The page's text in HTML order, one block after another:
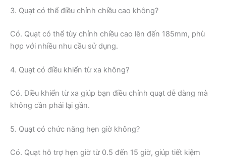
3. Quạt có thể điều chỉnh chiều cao không?
Có. Quạt có thể tùy chỉnh chiều cao lên đến 185mm, phù
hợp với nhiều nhu cầu sử dụng.
4. Quạt có điều khiển từ xa không?
Có. Điều khiển từ xa giúp bạn điều chỉnh quạt dễ dàng mà
không cần phải lại gần.
5. Quạt có chức năng hẹn giờ không?
Có. Quạt hỗ trợ hẹn giờ từ 0.5 đến 15 giờ, giúp tiết kiệm